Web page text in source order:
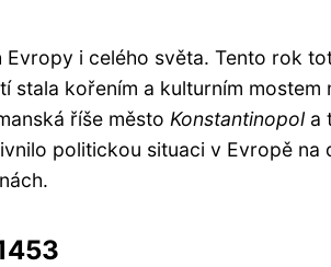
i celého světa. Tento rok
stala kořením a kulturním mostem
říše město Konstantinopol a
politickou situaci v Evropě